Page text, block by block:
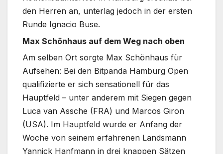
den Herren an, unterlag jedoch in der ersten
Runde Ignacio Buse.
Max Schönhaus auf dem Weg nach oben
Am selben Ort sorgte Max Schönhaus für
Aufsehen: Bei den Bitpanda Hamburg Open
qualifizierte er sich sensationell für das
Hauptfeld – unter anderem mit Siegen gegen
Luca van Assche (FRA) und Marcos Giron
(USA). Im Hauptfeld wurde er Anfang der
Woche von seinem erfahrenen Landsmann
Yannick Hanfmann in drei knappen Sätzen